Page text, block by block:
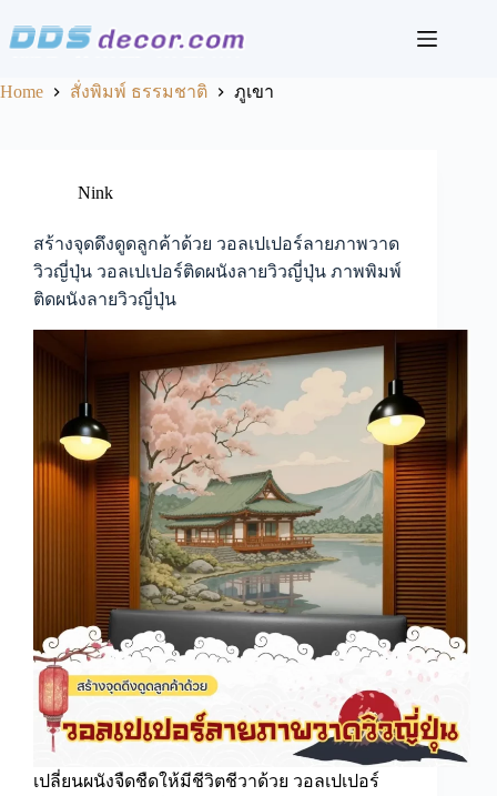
content
Home สั่งพิมพ์ ธรรมชาติ ภูเขา
Nink
สร้างจุดดึงดูดลูกค้าด้วย วอลเปเปอร์ลายภาพวาด
วิวญี่ปุ่น วอลเปเปอร์ติดผนังลายวิวญี่ปุ่น ภาพพิมพ์
ติดผนังลายวิวญี่ปุ่น
เปลี่ยนผนังจืดชืดให้มีชีวิตชีวาด้วย วอลเปเปอร์